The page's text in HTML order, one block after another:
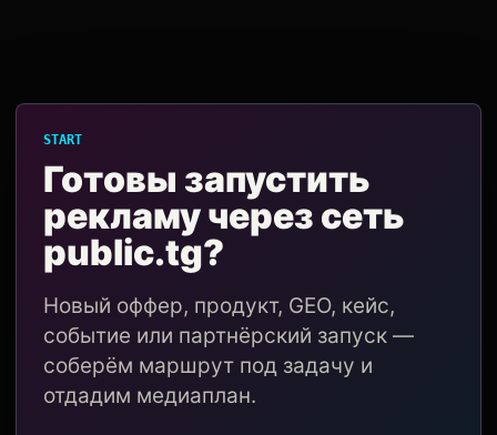
START
Готовы запустить
рекламу через сеть
public.tg?
Новый оффер, продукт, GEO, кейс,
событие или партнёрский запуск —
соберём маршрут под задачу и
отдадим медиаплан.